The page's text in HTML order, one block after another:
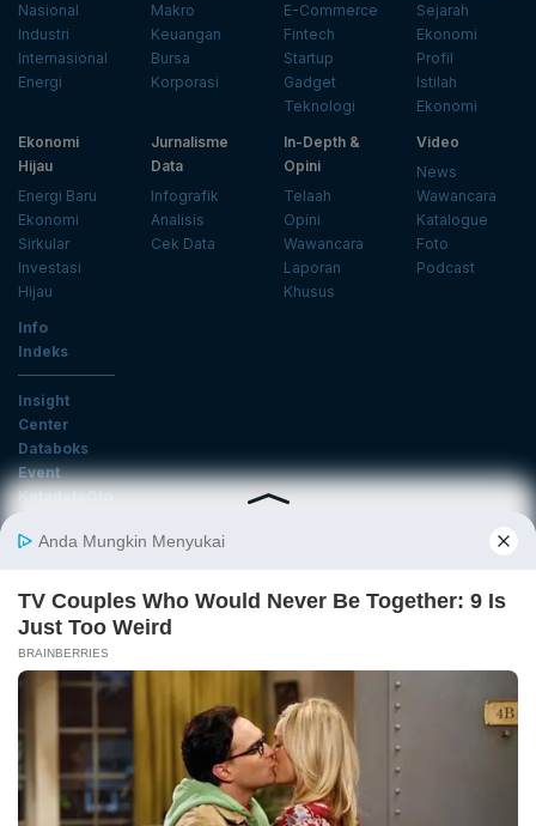
Nasional
Industri
Internasional
Energi
Makro
Keuangan
Bursa
Korporasi
E-Commerce
Fintech
Startup
Gadget
Teknologi
Sejarah
Ekonomi
Profil
Istilah
Ekonomi
Ekonomi
Hijau
Energi Baru
Ekonomi
Sirkular
Investasi
Hijau
Jurnalisme
Data
Infografik
Analisis
Cek Data
In-Depth &
Opini
Telaah
Opini
Wawancara
Laporan
Khusus
Video
News
Wawancara
Katalogue
Foto
Podcast
Info
Indeks
Insight
Center
Databoks
Event
KatadataOto
Email
Daftar
Tentang Katadata Advertising Karier
Pedoman Media Siber
Kebijakan Privasi
Disclaimer
Hubungi Kami
©2026 Katadata. Hak cipta dilindungi Undang-undang.